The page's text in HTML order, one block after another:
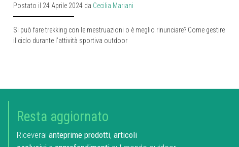
Postato il 24 Aprile 2024 da Cecilia Mariani
Si può fare trekking con le mestruazioni o è meglio rinunciare? Come gestire
il ciclo durante l’attività sportiva outdoor
Resta aggiornato
Riceveraianteprime prodotti, articoli